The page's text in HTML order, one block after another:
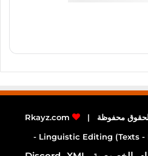
Rkayz.com
Linguistic Editing (Texts -